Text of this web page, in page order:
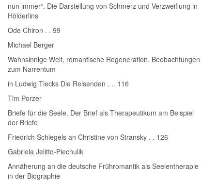
nun immer“. Die Darstellung von Schmerz und Verzweiflung in
Hölderlins
Ode Chiron . . 99
Michael Berger
Wahnsinnige Welt, romantische Regeneration. Beobachtungen
zum Narrentum
in Ludwig Tiecks Die Reisenden . .. 116
Tim Porzer
Briefe für die Seele. Der Brief als Therapeutikum am Beispiel
der Briefe
Friedrich Schlegels an Christine von Stransky . . 126
Gabriela Jelitto-Piechulik
Annäherung an die deutsche Frühromantik als Seelentherapie
in der Biographie